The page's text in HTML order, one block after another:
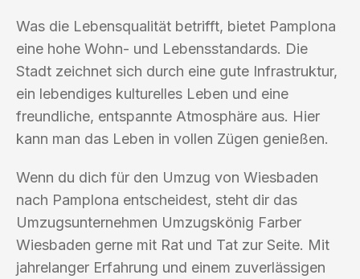
Was die Lebensqualität betrifft, bietet Pamplona
eine hohe Wohn- und Lebensstandards. Die
Stadt zeichnet sich durch eine gute Infrastruktur,
ein lebendiges kulturelles Leben und eine
freundliche, entspannte Atmosphäre aus. Hier
kann man das Leben in vollen Zügen genießen.
Wenn du dich für den Umzug von Wiesbaden
nach Pamplona entscheidest, steht dir das
Umzugsunternehmen Umzugskönig Farber
Wiesbaden gerne mit Rat und Tat zur Seite. Mit
jahrelanger Erfahrung und einem zuverlässigen